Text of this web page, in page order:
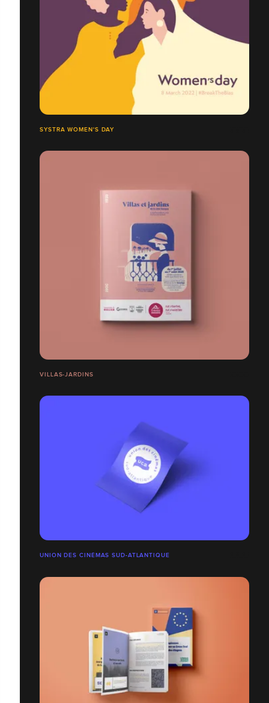
SYSTRA WOMEN'S DAY
VILLAS-JARDINS
UNION DES CINÉMAS SUD-ATLANTIQUE